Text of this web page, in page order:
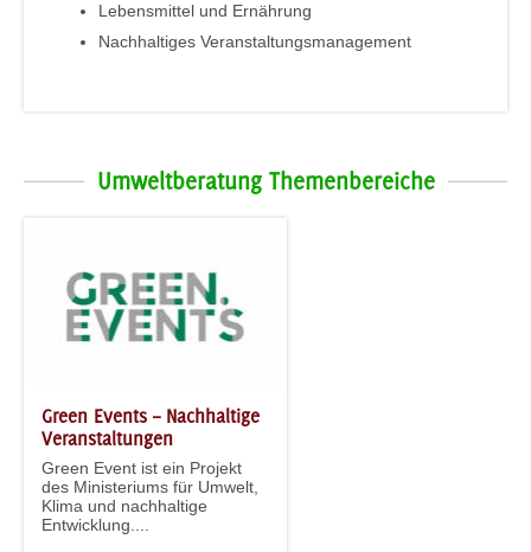
Lebensmittel und Ernährung
Nachhaltiges Veranstaltungsmanagement
Umweltberatung Themenbereiche
Green Events – Nachhaltige
Veranstaltungen
Green Event ist ein Projekt
des Ministeriums für Umwelt,
Klima und nachhaltige
Entwicklung....